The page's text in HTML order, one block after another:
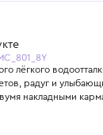
лёгкого
радуг и
накладными